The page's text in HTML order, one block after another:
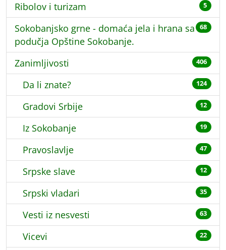
Ribolov i turizam 5
Sokobanjsko grne - domaća jela i hrana sa
podučja Opštine Sokobanje.
68
Zanimljivosti 406
Da li znate? 124
Gradovi Srbije 12
Iz Sokobanje 19
Pravoslavlje 47
Srpske slave 12
Srpski vladari 35
Vesti iz nesvesti 63
Vicevi 22